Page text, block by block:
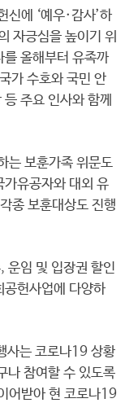
신에 ‘예우·감사’하
자긍심을 높이기 위
를 올해부터 유족까
가 수호와 국민 안
주요 인사와 함께
는 보훈가족 위문도
가유공자와 대외 유
종 보훈대상도 진행
운임 및 입장권 할인
공헌사업에 다양하
사는 코로나19 상황
나 참여할 수 있도록
어받아 현 코로나19